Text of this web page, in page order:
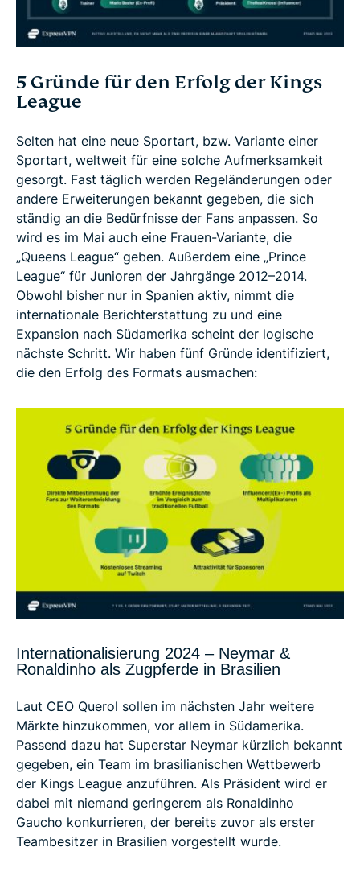
5 Gründe für den Erfolg der Kings
League
Selten hat eine neue Sportart, bzw. Variante einer
Sportart, weltweit für eine solche Aufmerksamkeit
gesorgt. Fast täglich werden Regeländerungen oder
andere Erweiterungen bekannt gegeben, die sich
ständig an die Bedürfnisse der Fans anpassen. So
wird es im Mai auch eine Frauen-Variante, die
„Queens League“ geben. Außerdem eine „Prince
League“ für Junioren der Jahrgänge 2012–2014.
Obwohl bisher nur in Spanien aktiv, nimmt die
internationale Berichterstattung zu und eine
Expansion nach Südamerika scheint der logische
nächste Schritt. Wir haben fünf Gründe identifiziert,
die den Erfolg des Formats ausmachen:
Internationalisierung 2024 – Neymar &
Ronaldinho als Zugpferde in Brasilien
Laut CEO Querol sollen im nächsten Jahr weitere
Märkte hinzukommen, vor allem in Südamerika.
Passend dazu hat Superstar Neymar kürzlich bekannt
gegeben, ein Team im brasilianischen Wettbewerb
der Kings League anzuführen. Als Präsident wird er
dabei mit niemand geringerem als Ronaldinho
Gaucho konkurrieren, der bereits zuvor als erster
Teambesitzer in Brasilien vorgestellt wurde.